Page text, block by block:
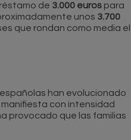
de 3.000 euros para
unos 3.700
que rondan como media el
han evolucionado
con intensidad
provocado que las familias